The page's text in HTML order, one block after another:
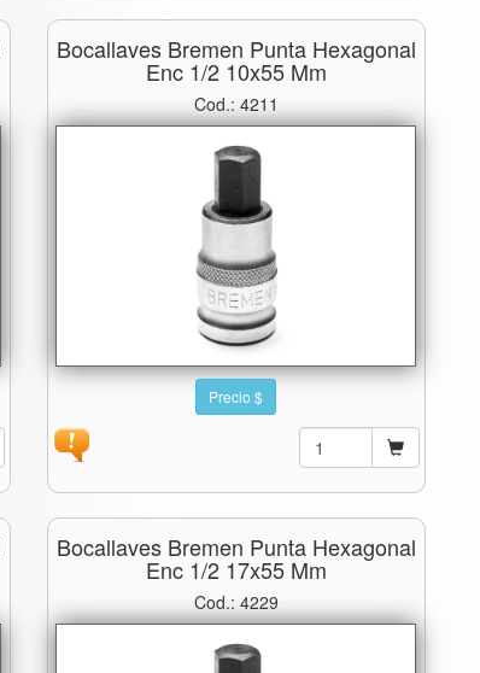
Bocallaves Bremen Punta Hexagonal
Enc 1/2 10x55 Mm
Cod.: 4211
Precio $
Bocallaves Bremen Punta Hexagonal
Enc 1/2 17x55 Mm
Cod.: 4229